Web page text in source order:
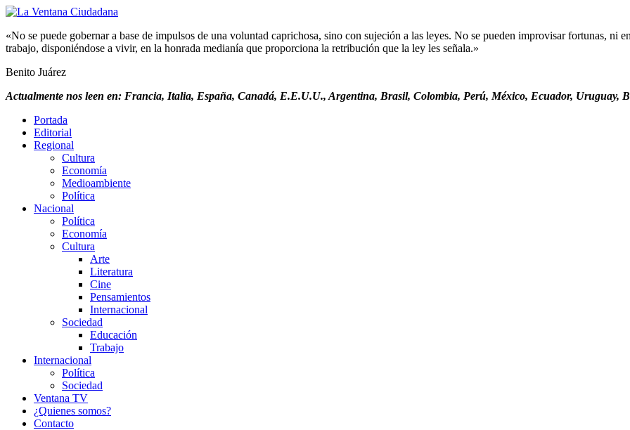
«No se puede gobernar a base de impulsos de una voluntad caprichosa, sino con sujeción a las leyes. No se pueden improvisar fortunas, ni
trabajo, disponiéndose a vivir, en la honrada medianía que proporciona la retribución que la ley les señala.»
Benito Juárez
Actualmente nos leen en: Francia, Italia, España, Canadá, E.E.U.U., Argentina, Brasil, Colombia, Perú, México, Ecuador, Uruguay,
Portada
Editorial
Regional
Cultura
Economía
Medioambiente
Política
Nacional
Política
Economía
Cultura
Arte
Literatura
Cine
Pensamientos
Internacional
Sociedad
Educación
Trabajo
Internacional
Política
Sociedad
Ventana TV
¿Quienes somos?
Contacto